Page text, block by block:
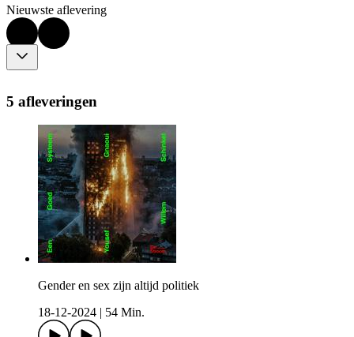
Nieuwste aflevering
5 afleveringen
Gender en sex zijn altijd politiek
18-12-2024
54 Min.